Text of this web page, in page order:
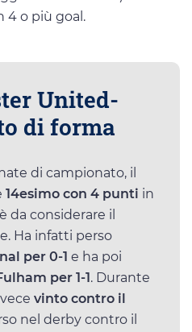
4 o più goal.
United-
di forma
di campionato, il
14esimo con 4 punti in
da considerare il
Ha infatti perso
per 0-1 e ha poi
per 1-1 . Durante
vinto contro il
nel derby contro il